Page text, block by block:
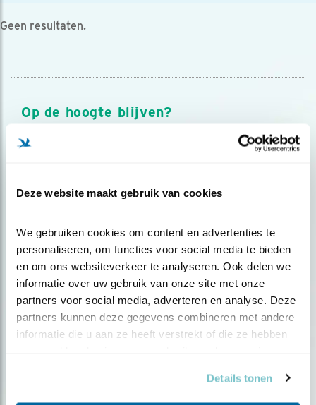
Deze website maakt gebruik van cookies
We gebruiken cookies om content en advertenties te
personaliseren, om functies voor social media te bieden
en om ons websiteverkeer te analyseren. Ook delen we
informatie over uw gebruik van onze site met onze
partners voor social media, adverteren en analyse. Deze
partners kunnen deze gegevens combineren met andere
informatie die u aan ze heeft verstrekt of die ze hebben
Details tonen
Geen resultaten.
Op de hoogte blijven?
Meld je aan en ontvang nieuws, inspiratie, acties en tips
over vogels en activiteiten van Vogelbescherming.